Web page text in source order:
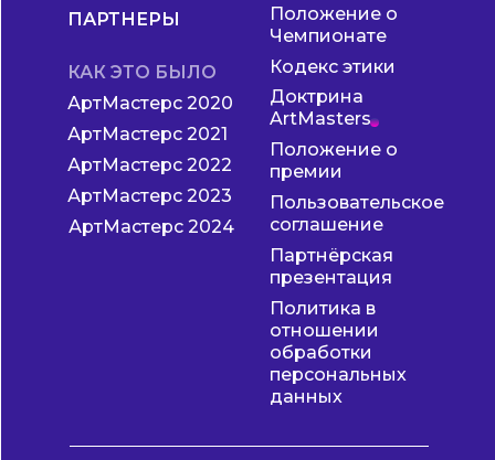
ПАРТНЕРЫ
КАК ЭТО БЫЛО
АртМастерс 2020
АртМастерс 2021
АртМастерс 2022
АртМастерс 2023
АртМастерс 2024
Положение о
Чемпионате
Кодекс этики
Доктрина
ArtMasters
Положение о
премии
Пользовательское
соглашение
Партнёрская
презентация
Политика в
отношении
обработки
персональных
данных